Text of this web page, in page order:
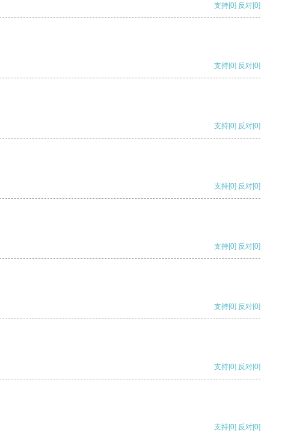
支持[0] 反对[0]
支持[0] 反对[0]
支持[0] 反对[0]
支持[0] 反对[0]
支持[0] 反对[0]
支持[0] 反对[0]
支持[0] 反对[0]
支持[0] 反对[0]